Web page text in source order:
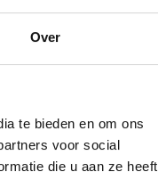
Over
te bieden en om ons
voor social
die u aan ze heeft